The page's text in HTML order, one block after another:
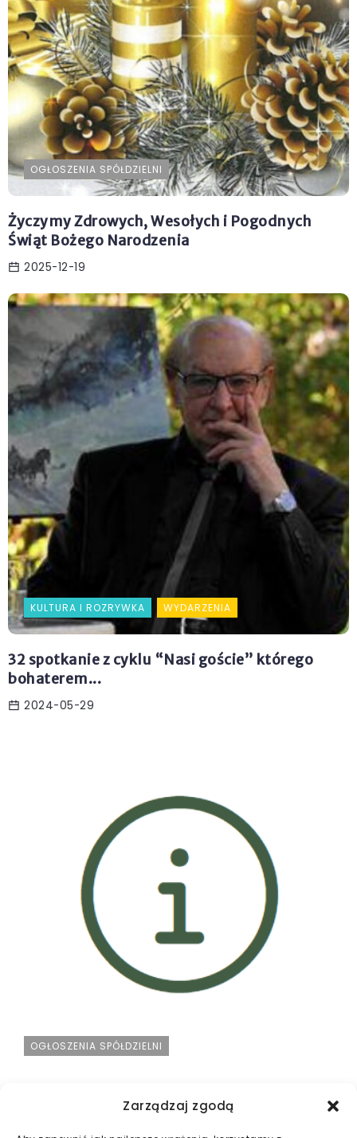
Zarządzaj zgodą
OGŁOSZENIA SPÓŁDZIELNI
Życzymy Zdrowych, Wesołych i Pogodnych
Świąt Bożego Narodzenia
2025-12-19
KULTURA I ROZRYWKA WYDARZENIA
32 spotkanie z cyklu “Nasi goście” którego
bohaterem...
2024-05-29
OGŁOSZENIA SPÓŁDZIELNI
Możliwość umieszczania ogłoszeń i reklam na